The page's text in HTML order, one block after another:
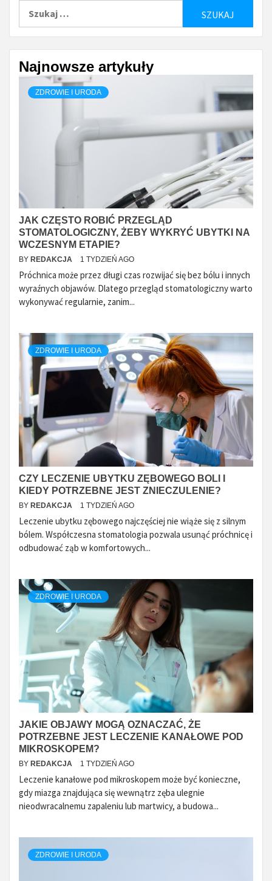
Najnowsze artykuły
ZDROWIE I URODA
JAK CZĘSTO ROBIĆ PRZEGLĄD
STOMATOLOGICZNY, ŻEBY WYKRYĆ UBYTKI NA
WCZESNYM ETAPIE?
BY REDAKCJA 1 TYDZIEŃ AGO
Próchnica może przez długi czas rozwijać się bez bólu i innych
wyraźnych objawów. Dlatego przegląd stomatologiczny warto
wykonywać regularnie, zanim...
ZDROWIE I URODA
CZY LECZENIE UBYTKU ZĘBOWEGO BOLI I
KIEDY POTRZEBNE JEST ZNIECZULENIE?
BY REDAKCJA 1 TYDZIEŃ AGO
Leczenie ubytku zębowego najczęściej nie wiąże się z silnym
bólem. Współczesna stomatologia pozwala usunąć próchnicę i
odbudować ząb w komfortowych...
ZDROWIE I URODA
JAKIE OBJAWY MOGĄ OZNACZAĆ, ŻE
POTRZEBNE JEST LECZENIE KANAŁOWE POD
MIKROSKOPEM?
BY REDAKCJA 1 TYDZIEŃ AGO
Leczenie kanałowe pod mikroskopem może być konieczne,
gdy miazga znajdująca się wewnątrz zęba ulegnie
nieodwracalnemu zapaleniu lub martwicy, a budowa...
ZDROWIE I URODA